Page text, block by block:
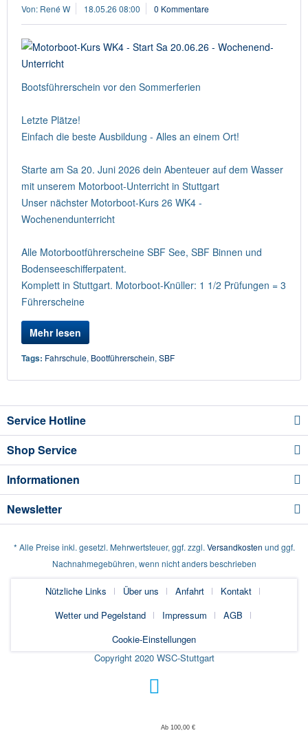
Von: René W 18.05.26 08:00 0 Kommentare
Bootsführerschein vor den Sommerferien
Letzte Plätze!
Einfach die beste Ausbildung - Alles an einem Ort!
Starte am Sa 20. Juni 2026 dein Abenteuer auf dem Wasser
mit unserem Motorboot-Unterricht in Stuttgart
Unser nächster Motorboot-Kurs 26 WK4 -
Wochenendunterricht
Alle Motorbootführerscheine SBF See, SBF Binnen und
Bodenseeschifferpatent.
Komplett in Stuttgart. Motorboot-Knüller: 1 1/2 Prüfungen = 3
Führerscheine
Mehr lesen
Tags: Fahrschule, Bootführerschein, SBF
Service Hotline
Shop Service
Informationen
Newsletter
* Alle Preise inkl. gesetzl. Mehrwertsteuer, ggf. zzgl. Versandkosten und ggf.
Nachnahmegebühren, wenn nicht anders beschrieben
Nützliche Links Über uns Anfahrt
Kontakt
Wetter und Pegelstand
Impressum
AGB
Cookie-Einstellungen
Copyright 2020 WSC-Stuttgart
Ab 100,00 €